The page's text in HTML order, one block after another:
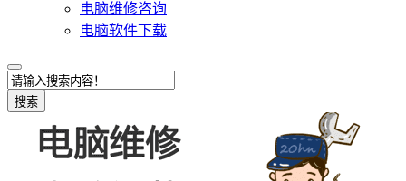
电脑维修咨询
电脑软件下载
搜索